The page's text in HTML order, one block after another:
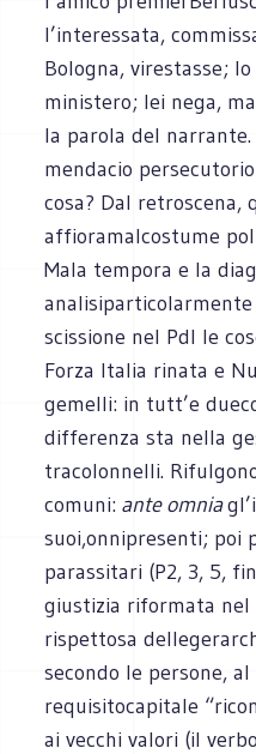
l’interessata,
Bologna, virestasse;
ministero; lei nega,
la parola del
mendacio
cosa? Dal retroscena,
affioramalcostume
Mala tempora e la
analisiparticolarmente
scissione nel Pdl le
Forza Italia rinata e
gemelli: in tutt’e
differenza sta nella
tracolonnelli.
comuni: ante omnia
suoi,onnipresenti; poi
parassitari (P2, 3, 5,
giustizia riformata nel
rispettosa
secondo le persone,
requisitocapitale
ai vecchi valori (il